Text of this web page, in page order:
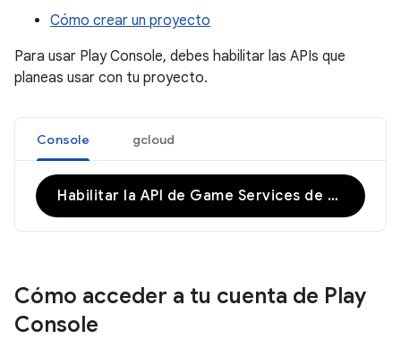
Cómo crear un proyecto
Para usar Play Console, debes habilitar las APIs que
planeas usar con tu proyecto.
Console gcloud
Habilitar la API de Game Services de Google Play
Cómo acceder a tu cuenta de Play
Console